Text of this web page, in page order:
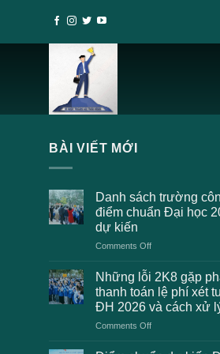
BÀI VIẾT MỚI
Danh sách trường
điểm chuẩn Đại học
dự kiến
Comments Offon
sách
trường
công
bố
điểm
Đại
Những lỗi 2K8 gặp
thanh toán lệ phí xét
ĐH 2026 và cách xử
Comments Offon
lỗi